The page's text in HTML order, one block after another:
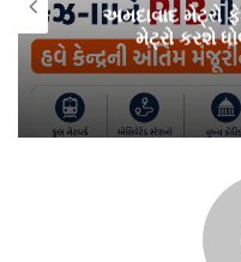
અમદાવાદ મેટ્રો
મેટ્રો કરશે